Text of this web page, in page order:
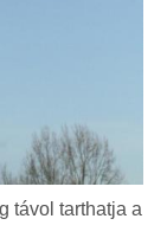
távol tarthatja a